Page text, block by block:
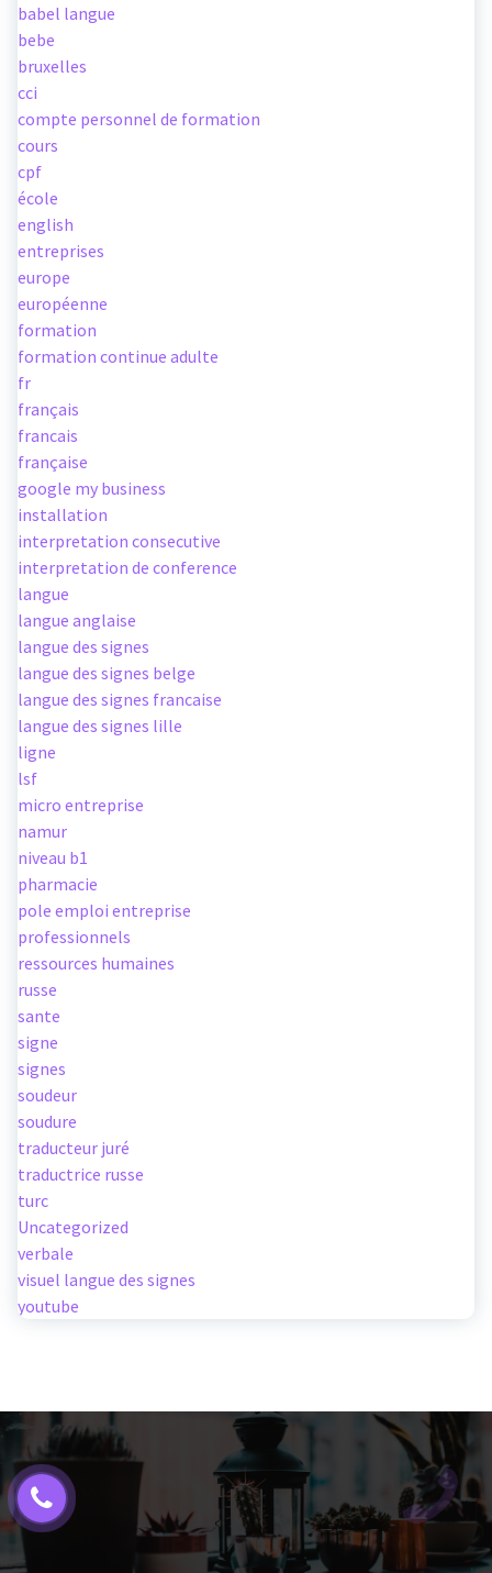
babel langue
bebe
bruxelles
cci
compte personnel de formation
cours
cpf
école
english
entreprises
europe
européenne
formation
formation continue adulte
fr
français
francais
française
google my business
installation
interpretation consecutive
interpretation de conference
langue
langue anglaise
langue des signes
langue des signes belge
langue des signes francaise
langue des signes lille
ligne
lsf
micro entreprise
namur
niveau b1
pharmacie
pole emploi entreprise
professionnels
ressources humaines
russe
sante
signe
signes
soudeur
soudure
traducteur juré
traductrice russe
turc
Uncategorized
verbale
visuel langue des signes
youtube